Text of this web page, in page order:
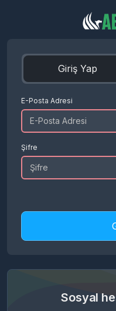
Giriş Yap
E-Posta Adresi
Şifre
Sosyal